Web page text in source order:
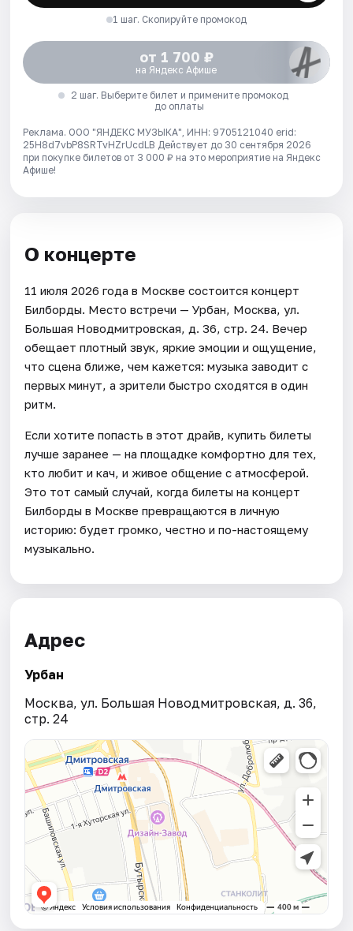
1 шаг. Скопируйте промокод
от 1 700 ₽
на Яндекс Афише
2 шаг. Выберите билет и примените промокод
до оплаты
Реклама. ООО "ЯНДЕКС МУЗЫКА", ИНН: 9705121040 erid:
25H8d7vbP8SRTvHZrUcdLB Действует до 30 сентября 2026
при покупке билетов от 3 000 ₽ на это мероприятие на Яндекс
Афише!
О концерте
11 июля 2026 года в Москве состоится концерт
Билборды. Место встречи — Урбан, Москва, ул.
Большая Новодмитровская, д. 36, стр. 24. Вечер
обещает плотный звук, яркие эмоции и ощущение,
что сцена ближе, чем кажется: музыка заводит с
первых минут, а зрители быстро сходятся в один
ритм.
Если хотите попасть в этот драйв, купить билеты
лучше заранее — на площадке комфортно для тех,
кто любит и кач, и живое общение с атмосферой.
Это тот самый случай, когда билеты на концерт
Билборды в Москве превращаются в личную
историю: будет громко, честно и по-настоящему
музыкально.
Адрес
Урбан
Москва, ул. Большая Новодмитровская, д. 36,
стр. 24